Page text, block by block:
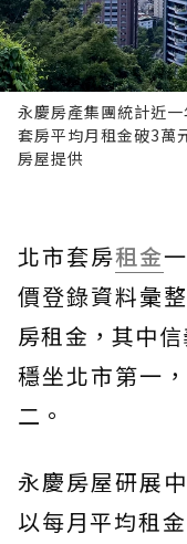
永慶房產集團統計近
套房平均月租金破3萬
房屋提供
北市套房租金
價登錄資料彙
房租金，其中
穩坐北市第一
二。
永慶房屋研展
以每月平均租